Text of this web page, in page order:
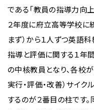
である「教員の指導力向上
２年度に府立高等学校
まず）から１人ずつ英語
指導と評価に関する１年
の中核教員となり、各校が
実行・評価・改善）サイク
するのが２番目の柱です